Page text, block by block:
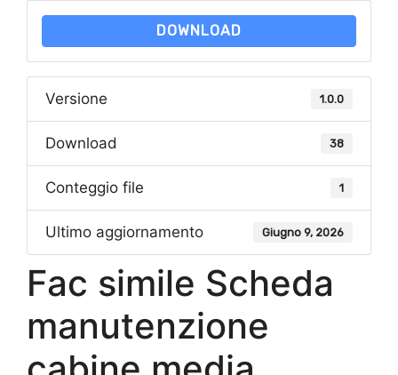
DOWNLOAD
Versione 1.0.0
Download 38
Conteggio file 1
Ultimo aggiornamento Giugno 9, 2026
Fac simile Scheda
manutenzione